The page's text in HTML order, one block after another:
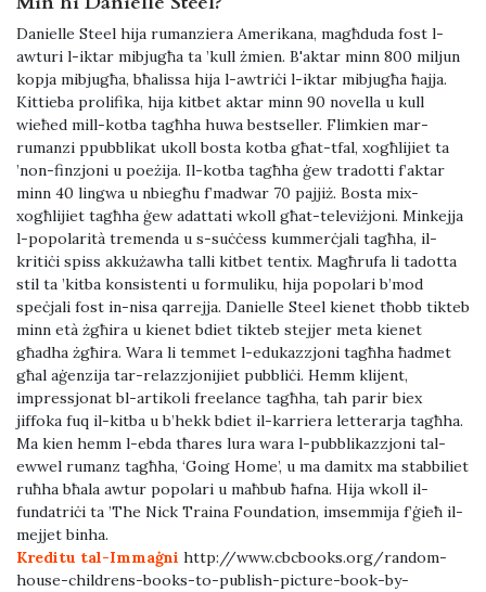
Danielle Steel hija rumanziera Amerikana, magħduda fost l-
awturi l-iktar mibjugħa ta ’kull żmien. B'aktar minn 800 miljun
kopja mibjugħa, bħalissa hija l-awtriċi l-iktar mibjugħa ħajja.
Kittieba prolifika, hija kitbet aktar minn 90 novella u kull
wieħed mill-kotba tagħha huwa bestseller. Flimkien mar-
rumanzi ppubblikat ukoll bosta kotba għat-tfal, xogħlijiet ta
’non-finzjoni u poeżija. Il-kotba tagħha ġew tradotti f’aktar
minn 40 lingwa u nbiegħu f’madwar 70 pajjiż. Bosta mix-
xogħlijiet tagħha ġew adattati wkoll għat-televiżjoni. Minkejja
l-popolarità tremenda u s-suċċess kummerċjali tagħha, il-
kritiċi spiss akkużawha talli kitbet tentix. Magħrufa li tadotta
stil ta ’kitba konsistenti u formuliku, hija popolari b’mod
speċjali fost in-nisa qarrejja. Danielle Steel kienet tħobb tikteb
minn età żgħira u kienet bdiet tikteb stejjer meta kienet
għadha żgħira. Wara li temmet l-edukazzjoni tagħha ħadmet
għal aġenzija tar-relazzjonijiet pubbliċi. Hemm klijent,
impressjonat bl-artikoli freelance tagħha, tah parir biex
jiffoka fuq il-kitba u b’hekk bdiet il-karriera letterarja tagħha.
Ma kien hemm l-ebda tħares lura wara l-pubblikazzjoni tal-
ewwel rumanz tagħha, ‘Going Home’, u ma damitx ma stabbiliet
ruħha bħala awtur popolari u maħbub ħafna. Hija wkoll il-
fundatriċi ta ’The Nick Traina Foundation, imsemmija f’ġieħ il-
mejjet binha.
Kreditu tal-Immaġni http://www.cbcbooks.org/random-
house-childrens-books-to-publish-picture-book-by-